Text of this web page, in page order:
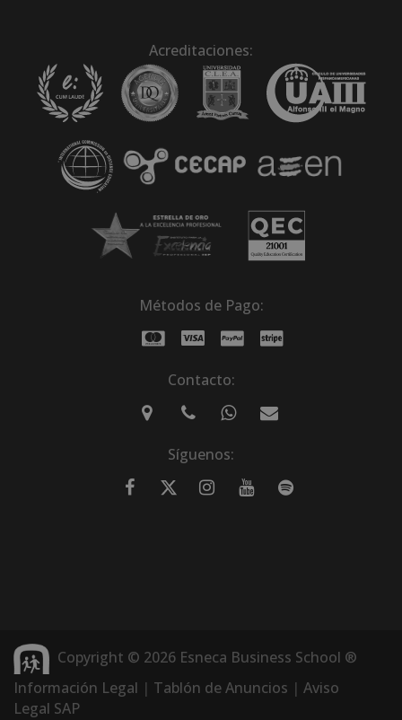
Acreditaciones:
Métodos de Pago:
Contacto:
Síguenos:
Copyright © 2026 Esneca Business School ®
Información Legal | Tablón de Anuncios | Aviso
Legal SAP